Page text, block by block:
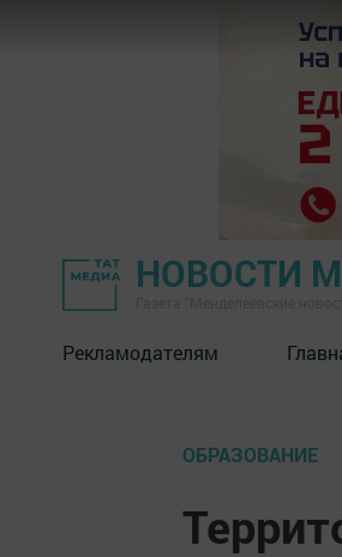
НОВОСТИ
Рекламодателям
ОБРАЗОВАНИЕ